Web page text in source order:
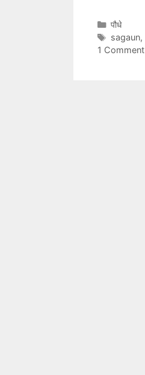
C
a
t
पौधे
T
a
sagaun,
1 Comment